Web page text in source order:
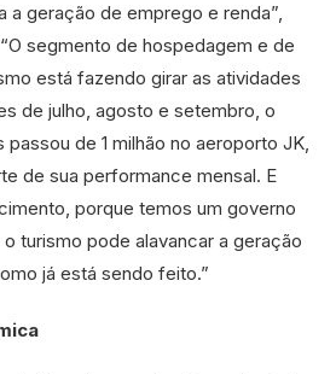
a geração de emprego e renda”,
segmento de hospedagem e de
está fazendo girar as atividades
de julho, agosto e setembro, o
de 1 milhão no aeroporto JK,
de sua performance mensal. E
porque temos um governo
turismo pode alavancar a geração
já está sendo feito.”